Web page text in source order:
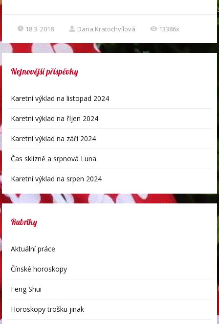
18.3. 2018 Dana Kratochvílová 13386x
Nejnovější příspěvky
Karetní výklad na listopad 2024
Karetní výklad na říjen 2024
Karetní výklad na září 2024
Čas sklizně a srpnová Luna
Karetní výklad na srpen 2024
Rubriky
Aktuální práce
Čínské horoskopy
Feng Shui
Horoskopy trošku jinak